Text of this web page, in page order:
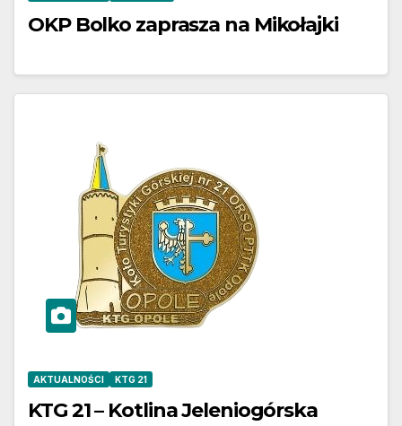
OKP Bolko zaprasza na Mikołajki
AKTUALNOŚCI KTG 21
KTG 21 – Kotlina Jeleniogórska